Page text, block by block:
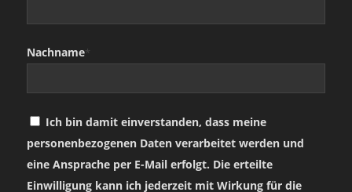
Nachname*
Ich bin damit einverstanden, dass meine
personenbezogenen Daten verarbeitet werden und
eine Ansprache per E-Mail erfolgt. Die erteilte
Einwilligung kann ich jederzeit mit Wirkung für die